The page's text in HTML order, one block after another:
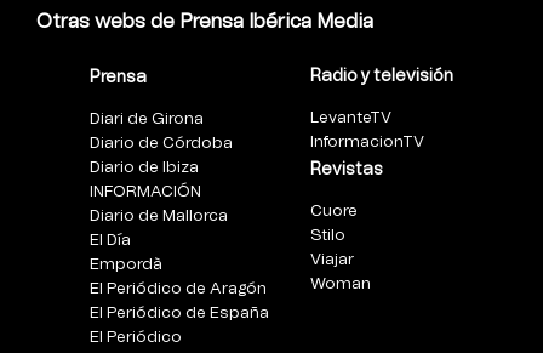
Otras webs de Prensa Ibérica Media
Prensa
Diari de Girona
Diario de Córdoba
Diario de Ibiza
INFORMACIÓN
Diario de Mallorca
El Día
Empordà
El Periódico de Aragón
El Periódico de España
El Periódico
Radio y televisión
LevanteTV
InformacionTV
Revistas
Cuore
Stilo
Viajar
Woman